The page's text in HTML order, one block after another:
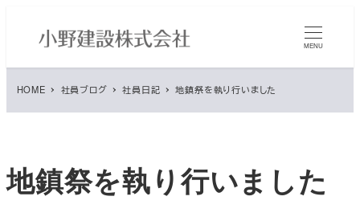
へ
MENU
HOME 社員ブログ 社員日記 地鎮祭を執り行いました
地鎮祭を執り行いました